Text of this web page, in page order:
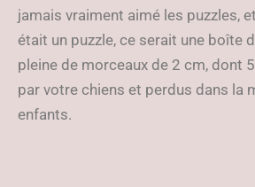
jamais vraiment aimé les puzzles,
était un puzzle, ce serait une boîte
pleine de morceaux de 2 cm, dont
par votre chiens et perdus dans la
enfants.